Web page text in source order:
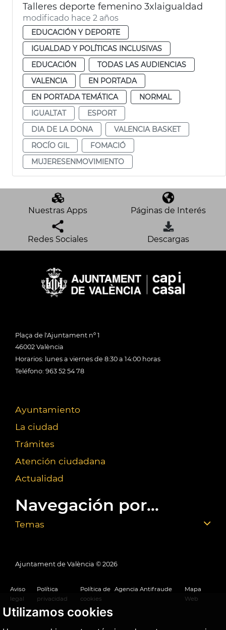
Utilizamos cookies
Talleres deporte femenino 3xlaigualdad
modificado hace 2 años
EDUCACIÓN Y DEPORTE
IGUALDAD Y POLÍTICAS INCLUSIVAS
EDUCACIÓN
TODAS LAS AUDIENCIAS
VALENCIA
EN PORTADA
EN PORTADA TEMÁTICA
NORMAL
IGUALTAT
ESPORT
DIA DE LA DONA
VALENCIA BASKET
ROCÍO GIL
FOMACIÓ
MUJERESENMOVIMIENTO
Nuestras Apps Páginas de Interés
Redes Sociales Descargas
Plaça de l'Ajuntament nº 1
46002 València
Horarios: lunes a viernes de 8:30 a 14:00 horas
Teléfono: 963 52 54 78
Ayuntamiento
La ciudad
Trámites
Atención ciudadana
Actualidad
Navegación por...
Temas
Ajuntament de València © 2026
Aviso
legal
Política
privacidad
Política de
cookies
Agencia Antifraude
Mapa
Web